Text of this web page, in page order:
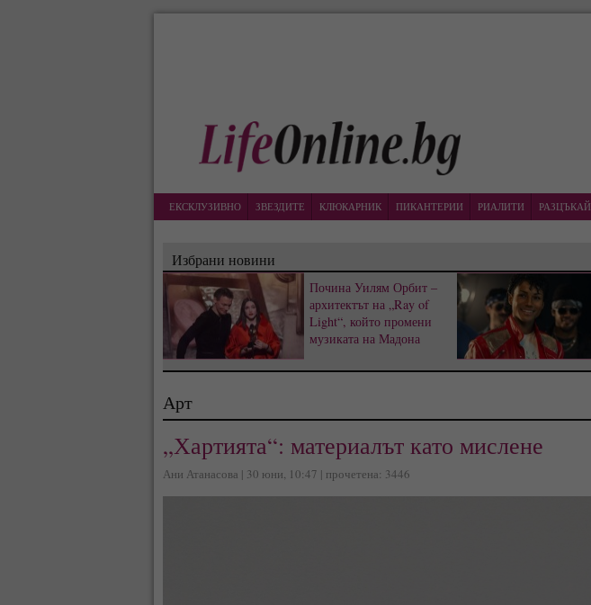
ЕКСКЛУЗИВНО ЗВЕЗДИТЕ КЛЮКАРНИК ПИКАНТЕРИИ РИАЛИТИ РАЗЦЪКАЙ
Избрани новини
Почина Уилям Орбит –
архитектът на „Ray of
Light“, който промени
музиката на Мадона
Арт
„Хартията“: материалът като мислене
Ани Атанасова | 30 юни, 10:47 | прочетена: 3446